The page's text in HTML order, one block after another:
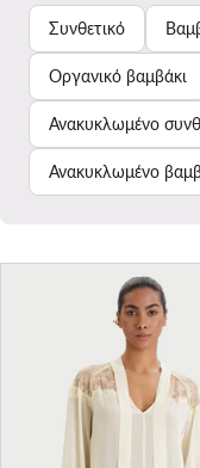
Συνθετικό
Οργανικό βαμβάκι
Ανακυκλωμένο
Ανακυκλωμένο